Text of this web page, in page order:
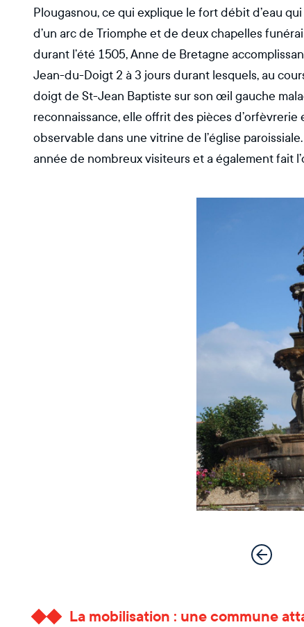
Plougasnou, ce qui explique le fort débit d’eau
d’un arc de Triomphe et de deux chapelles
durant l’été 1505, Anne de Bretagne
Jean-du-Doigt 2 à 3 jours durant lesquels, au
doigt de St-Jean Baptiste sur son œil gauche
reconnaissance, elle offrit des pièces
observable dans une vitrine de l’église
année de nombreux visiteurs et a également fait
La mobilisation : une commune